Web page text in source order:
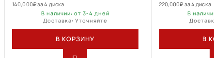
140,000₽за 4 диска
В наличии: от 3-4 дней
Доставка: Уточняйте
В КОРЗИНУ
220,000₽ за 4 диска
В
В